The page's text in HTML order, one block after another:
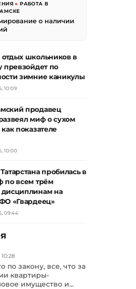
»РАБОТА В
о наличии
школьников в
превзойдет по
зимние каникулы
10:09
продавец
миф о сухом
показателе
10:00
пробилась в
по всем трём
на
«Гвардеец»
09:44
по закону, все, что за
квартиры-
имущество и...